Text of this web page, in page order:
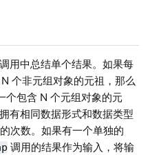
调用中总结单个结果。如果每
个非元组对象的元祖，那么
个包含 N 个元组对象的元
有相同数据形式和数据类型
次数。如果有一个单独的
调用的结果作为输入，将输